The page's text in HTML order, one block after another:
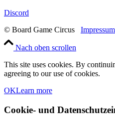
Discord
© Board Game Circus
Nach oben scrollen
This site uses cookies. By
agreeing to our use of cookies.
OKLearn more
Cookie- und